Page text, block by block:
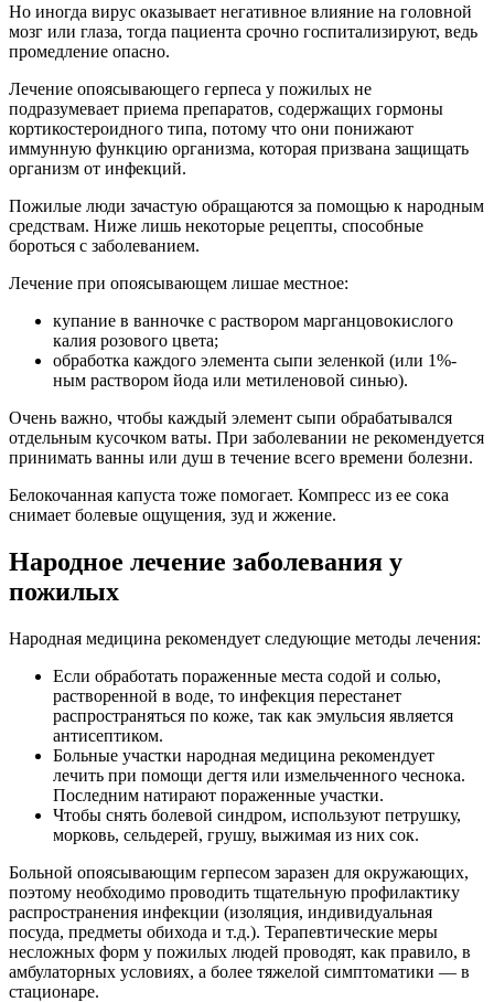
Но иногда вирус оказывает негативное влияние на головной
мозг или глаза, тогда пациента срочно госпитализируют, ведь
промедление опасно.
Лечение опоясывающего герпеса у пожилых не
подразумевает приема препаратов, содержащих гормоны
кортикостероидного типа, потому что они понижают
иммунную функцию организма, которая призвана защищать
организм от инфекций.
Пожилые люди зачастую обращаются за помощью к народным
средствам. Ниже лишь некоторые рецепты, способные
бороться с заболеванием.
Лечение при опоясывающем лишае местное:
купание в ванночке с раствором марганцовокислого
калия розового цвета;
обработка каждого элемента сыпи зеленкой (или 1%-
ным раствором йода или метиленовой синью).
Очень важно, чтобы каждый элемент сыпи обрабатывался
отдельным кусочком ваты. При заболевании не рекомендуется
принимать ванны или душ в течение всего времени болезни.
Белокочанная капуста тоже помогает. Компресс из ее сока
снимает болевые ощущения, зуд и жжение.
Народное лечение заболевания у
пожилых
Народная медицина рекомендует следующие методы лечения:
Если обработать пораженные места содой и солью,
растворенной в воде, то инфекция перестанет
распространяться по коже, так как эмульсия является
антисептиком.
Больные участки народная медицина рекомендует
лечить при помощи дегтя или измельченного чеснока.
Последним натирают пораженные участки.
Чтобы снять болевой синдром, используют петрушку,
морковь, сельдерей, грушу, выжимая из них сок.
Больной опоясывающим герпесом заразен для окружающих,
поэтому необходимо проводить тщательную профилактику
распространения инфекции (изоляция, индивидуальная
посуда, предметы обихода и т.д.). Терапевтические меры
несложных форм у пожилых людей проводят, как правило, в
амбулаторных условиях, а более тяжелой симптоматики — в
стационаре.